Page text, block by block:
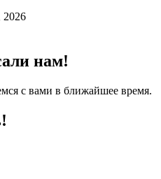
нам!
с вами в ближайшее время.